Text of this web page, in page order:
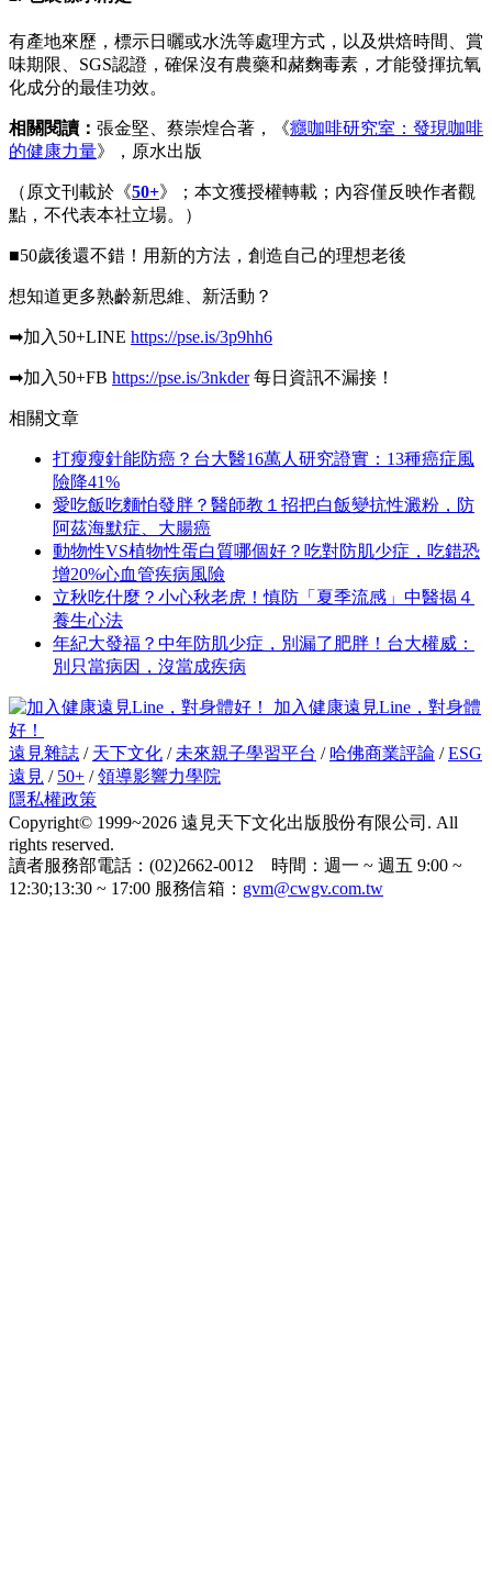
有產地來歷，標示日曬或水洗等處理方式，以及烘焙時間、賞
味期限、SGS認證，確保沒有農藥和赭麴毒素，才能發揮抗氧
化成分的最佳功效。
相關閱讀： 張金堅、蔡崇煌合著，《癮咖啡研究室：發現咖啡
的健康力量》，原水出版
（原文刊載於《50+》；本文獲授權轉載；內容僅反映作者觀
點，不代表本社立場。）
■50歲後還不錯！用新的方法，創造自己的理想老後
想知道更多熟齡新思維、新活動？
➡加入50+LINE https://pse.is/3p9hh6
➡加入50+FB https://pse.is/3nkder每日資訊不漏接！
相關文章
打瘦瘦針能防癌？台大醫16萬人研究證實：13種癌症風
險降41%
愛吃飯吃麵怕發胖？醫師教１招把白飯變抗性澱粉，防
阿茲海默症、大腸癌
動物性VS植物性蛋白質哪個好？吃對防肌少症，吃錯恐
增20%心血管疾病風險
立秋吃什麼？小心秋老虎！慎防「夏季流感」中醫揭４
養生心法
年紀大發福？中年防肌少症，別漏了肥胖！台大權威：
別只當病因，沒當成疾病
加入健康遠見Line，對身體
好！
遠見雜誌 / 天下文化 /未來親子學習平台 / 哈佛商業評論 /ESG
遠見 / 50+ /領導影響力學院
隱私權政策
Copyright© 1999~2026 遠見天下文化出版股份有限公司. All
rights reserved.
讀者服務部電話：(02)2662-0012 時間：週一 ~ 週五 9:00 ~
12:30;13:30 ~ 17:00 服務信箱： gvm@cwgv.com.tw